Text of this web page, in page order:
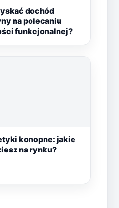
dochód
na polecaniu
funkcjonalnej?
konopne: jakie
na rynku?